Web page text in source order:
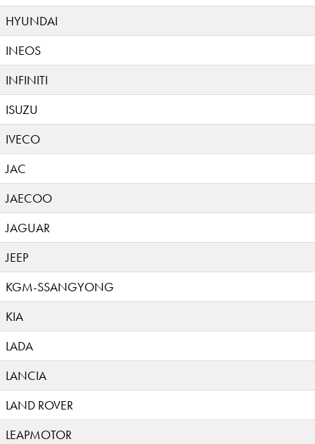
HYUNDAI
INEOS
INFINITI
ISUZU
IVECO
JAC
JAECOO
JAGUAR
JEEP
KGM-SSANGYONG
KIA
LADA
LANCIA
LAND ROVER
LEAPMOTOR